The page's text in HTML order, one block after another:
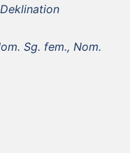
Sg. fem., Nom.